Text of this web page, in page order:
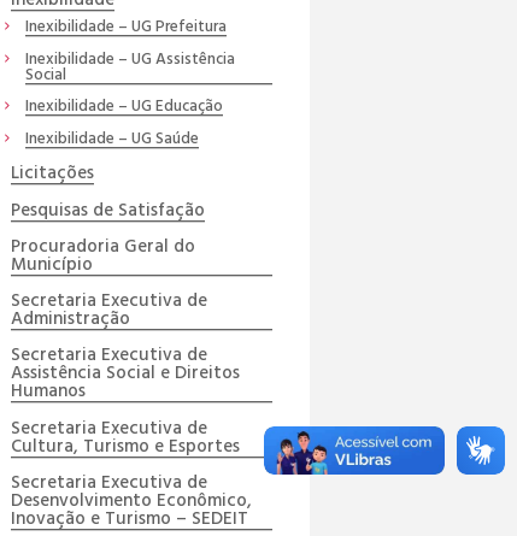
Inexibilidade – UG Prefeitura
Inexibilidade – UG Assistência
Social
Inexibilidade – UG Educação
Inexibilidade – UG Saúde
Licitações
Pesquisas de Satisfação
Procuradoria Geral do
Município
Secretaria Executiva de
Administração
Secretaria Executiva de
Assistência Social e Direitos
Humanos
Secretaria Executiva de
Cultura, Turismo e Esportes
Secretaria Executiva de
Desenvolvimento Econômico,
Inovação e Turismo – SEDEIT